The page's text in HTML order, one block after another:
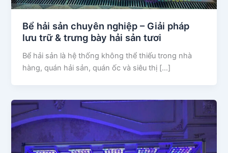
Bể hải sản chuyên nghiệp – Giải pháp
lưu trữ & trưng bày hải sản tươi
Bể hải sản là hệ thống không thể thiếu trong nhà
hàng, quán hải sản, quán ốc và siêu thị […]